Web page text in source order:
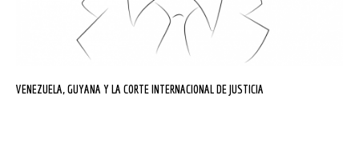
VENEZUELA, GUYANA Y LA CORTE INTERNACIONAL DE JUSTICIA